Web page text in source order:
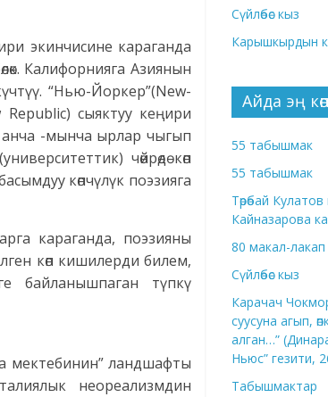
экинчисине караганда
Калифорнияга Азиянын
“Нью-Йоркер”(New-
сыяктуу кеңири
-мынча ырлар чыгып
чөйрөдө көп
көпчүлүк поэзияга
караганда, поэзияны
көп кишилерди билем,
байланышпаган түпкү
мектебинин” ландшафты
неореализмдин
Сүйлөбөс кыз
Карышкырдын
Айда эң
55 табышмак
55 табышмак
Төрөбай
Кайназарова
80 макал-лакап
Сүйлөбөс кыз
Карачач
суусуна агып,
алган…”
Ньюс” гезити,
Табышмактар